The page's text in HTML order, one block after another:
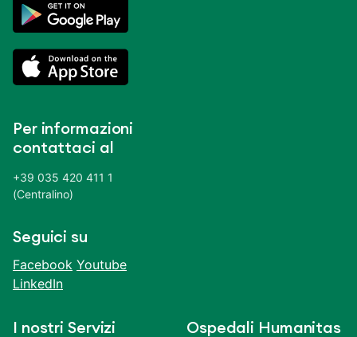
Per informazioni
contattaci al
+39 035 420 411 1
(Centralino)
Seguici su
Facebook Youtube
LinkedIn
I nostri Servizi Ospedali Humanitas